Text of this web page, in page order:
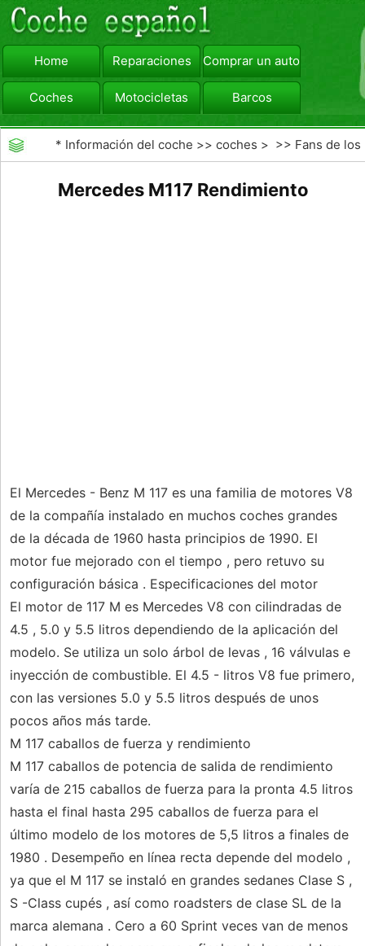
Home Reparaciones Comprar un automóvil
Coches Motocicletas Barcos
viajar Camiones
* Información del coche >>coches > >> Fans de los
Mercedes M117 Rendimiento
El Mercedes - Benz M 117 es una familia de motores V8
de la compañía instalado en muchos coches grandes
de la década de 1960 hasta principios de 1990. El
motor fue mejorado con el tiempo , pero retuvo su
configuración básica . Especificaciones del motor
El motor de 117 M es Mercedes V8 con cilindradas de
4.5 , 5.0 y 5.5 litros dependiendo de la aplicación del
modelo. Se utiliza un solo árbol de levas , 16 válvulas e
inyección de combustible. El 4.5 - litros V8 fue primero,
con las versiones 5.0 y 5.5 litros después de unos
pocos años más tarde.
M 117 caballos de fuerza y rendimiento
M 117 caballos de potencia de salida de rendimiento
varía de 215 caballos de fuerza para la pronta 4.5 litros
hasta el final hasta 295 caballos de fuerza para el
último modelo de los motores de 5,5 litros a finales de
1980 . Desempeño en línea recta depende del modelo ,
ya que el M 117 se instaló en grandes sedanes Clase S ,
S -Class cupés , así como roadsters de clase SL de la
marca alemana . Cero a 60 Sprint veces van de menos